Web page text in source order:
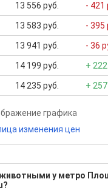
13 556 руб. - 421
13 583 руб. - 395
13 941 руб. - 36
14 199 руб. +
14 235 руб. +
графика
изменения цен
у метро